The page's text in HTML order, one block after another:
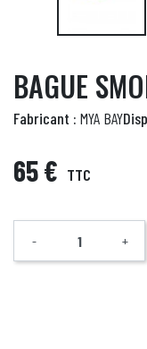
BAGUE
Fabricant : MYA BAY
65 € TTC
Quantité
- +